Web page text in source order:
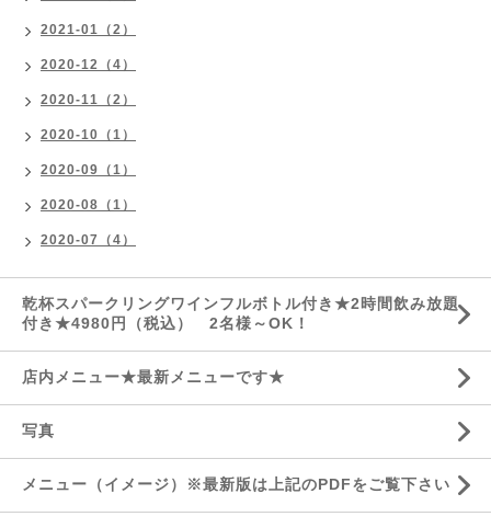
2021-01（2）
2020-12（4）
2020-11（2）
2020-10（1）
2020-09（1）
2020-08（1）
2020-07（4）
乾杯スパークリングワインフルボトル付き★2時間飲み放題
付き★4980円（税込） 2名様～OK！
店内メニュー★最新メニューです★
写真
メニュー（イメージ）※最新版は上記のPDFをご覧下さい